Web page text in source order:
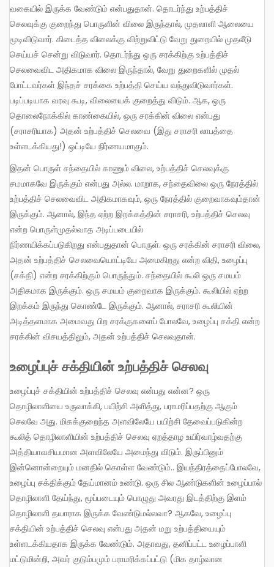
வகையில் இருக்க வேண்டும் என்பதுதான். தொடர்ந்து உற்பத்திச்
செலவுக்கு குறைந்து பொருளின் விலை இருந்தால், முதலாளி ஆலையை
மூடிவிடுவார். கிடைத்த விலைக்கு விற்றுவிட்டு வேறு துறையில் முதலீடு
செய்யச் சென்று விடுவார். தொடர்ந்து ஒரு சரக்கிற்கு உற்பத்திச்
செலவைவிட அதிகமாக விலை இருந்தால், வேறு துறைகளில் முதல்
போட்டவர்கள் இந்தச் சரக்கை உற்பத்தி செய்ய வந்துவிடுவார்கள்.
படிப்படியாக வரவு கூடி, விலையைக் குறைத்து விடும். ஆக, ஒரு
தொலைநோக்கில் காண்கையில், ஒரு சரக்கின் விலை என்பது
(சராசரியாக) அதன் உற்பத்திச் செலவை (இது சராசரி லாபத்தை
உள்ளடக்கியது!) ஒட்டியே நிர்ணயமாகும்.
இதன் பொருள் சந்தையில் காணும் விலை, உற்பத்திச் செலவுக்கு
சமமாகவே இருக்கும் என்பது அல்ல. மாறாக, சந்தைவிலை ஒரு நேரத்தில்
உற்பத்திச் செலவைவிட அதிகமாகவும், ஒரு நேரத்தில் குறைவாகவும்தான்
இருக்கும். ஆனால், இந்த ஏற்ற இறக்கத்தின் சராசரி, உற்பத்திச் செலவு
என்ற பொருள்முதல்வாத அடிப்படையில்
நிர்ணயிக்கப்படுகிறது என்பதுதான் பொருள். ஒரு சரக்கின் சராசரி விலை,
அதன் உற்பத்திச் செலவையொட்டியே அமைகிறது என்ற விதி, உழைப்பு
(சக்தி) என்ற சரக்கிற்கும் பொருந்தும். சந்தையில் கூலி ஒரு சமயம்
அதிகமாக இருக்கும். ஒரு சமயம் குறைவாக இருக்கும். கூலியில் ஏற்ற
இறக்கம் இருந்து கொண்டே இருக்கும். ஆனால், சராசரி கூலியின்
அடித்தளமாக அமைவது பிற சரக்குகளைப் போலவே, உழைப்பு சக்தி என்ற
சரக்கின் விசயத்திலும், அதன் உற்பத்திச் செலவுதான்.
உழைப்புச் சக்தியின் உற்பத்திச் செலவு
உழைப்புச் சக்தியின் உற்பத்திச் செலவு என்பது என்ன? ஒரு
தொழிலாளியை உருவாக்கி, பயிற்சி அளித்து, பராமரிப்பதற்கு ஆகும்
செலவே அது. மிகக்குறைந்த அளவிலேயே பயிற்சி தேவைப்படுகின்ற
கூலித் தொழிலாளியின் உற்பத்திச் செலவு ஏறத்தாழ உயிர்வாழ்வதற்கு
அத்தியாவசியமான அளவிலேயே அமைந்து விடும். இருப்பினும்
இன்னொன்றையும் மனதில் கொள்ள வேண்டும்.. இயந்திரத்தைப்போலவே,
உழைப்பு சக்திக்கும் தேய்மானம் உண்டு. ஒரு சில ஆண்டுகளின் உழைப்பால்
தொழிலாளி தேய்ந்து, மூப்படையும் பொழுது அவரது இடத்திற்கு இளம்
தொழிலாளி தயாராக இருக்க வேண்டுமல்லவா? ஆகவே, உழைப்பு
சக்தியின் உற்பத்திச் செலவு என்பது அதன் மறு உற்பத்தியையும்
உள்ளடக்கியதாக இருக்க வேண்டும். அதாவது, தனிப்பட்ட உழைப்பாளி
மட்டுமின்றி, அவர் குடும்பமும் பராமரிக்கப்பட்டு (மிக தாழ்வான